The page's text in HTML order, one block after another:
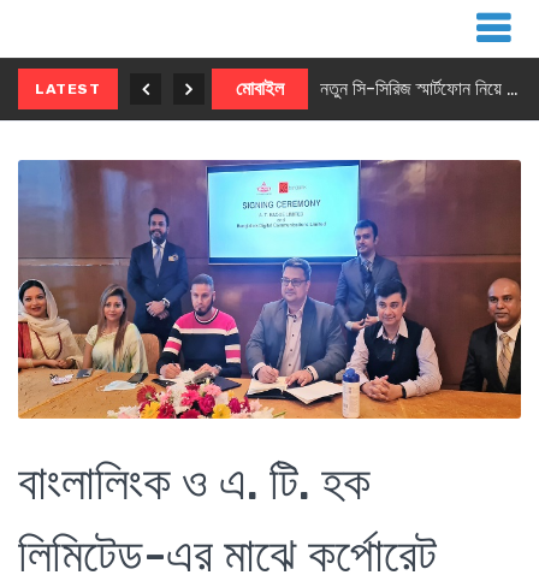
LATEST মোবাইল নতুন সি-সিরিজ স্মার্টফোন নিয়ে আসছে রিয়েলমি
বাংলালিংক ও এ. টি. হক
লিমিটেড-এর মাঝে কর্পোরেট